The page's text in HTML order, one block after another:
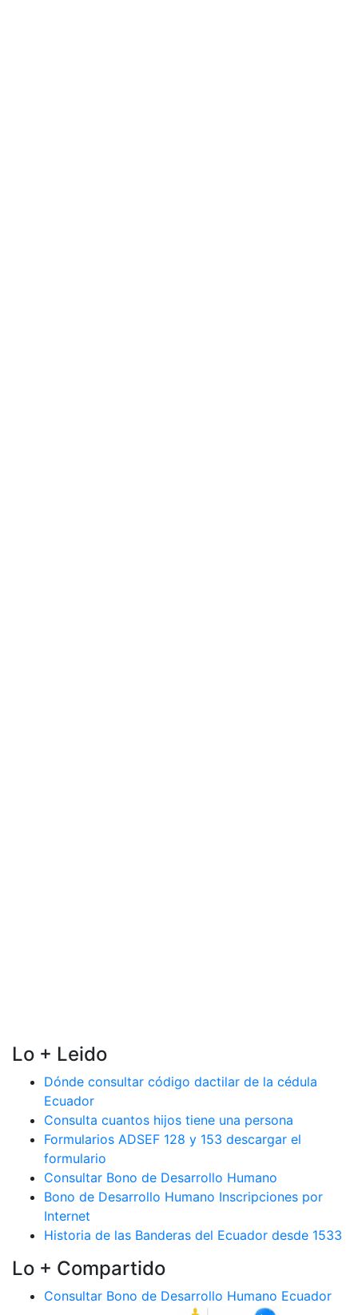
Lo + Leido
Dónde consultar código dactilar de la cédula
Ecuador
Consulta cuantos hijos tiene una persona
Formularios ADSEF 128 y 153 descargar el
formulario
Consultar Bono de Desarrollo Humano
Bono de Desarrollo Humano Inscripciones por
Internet
Historia de las Banderas del Ecuador desde 1533
Lo + Compartido
Consultar Bono de Desarrollo Humano Ecuador